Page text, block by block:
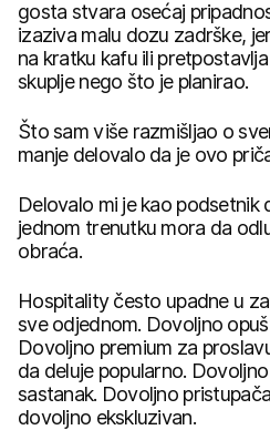
gosta stvara osećaj
izaziva malu dozu zadrške,
na kratku kafu ili
skuplje nego što je planirao.
Što sam više razmišljao o
manje delovalo da je ovo
Delovalo mi je kao podsetnik
jednom trenutku mora da
obraća.
Hospitality često upadne u
sve odjednom. Dovoljno
Dovoljno premium za
da deluje popularno.
sastanak. Dovoljno
dovoljno ekskluzivan.